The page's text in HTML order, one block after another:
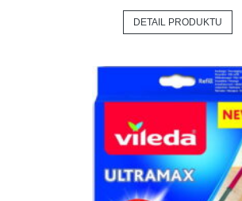
DETAIL PRODUKTU